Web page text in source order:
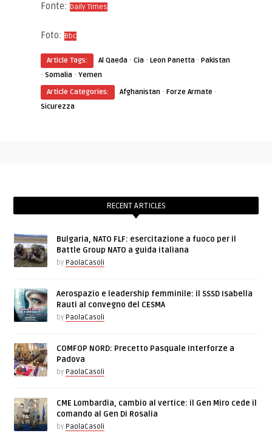
Fonte:Daily Times
Foto:Bbc
Article Tags: Al Qaeda ·Cia ·Leon Panetta ·Pakistan
·Somalia ·Yemen
Article Categories:
Afghanistan ·Forze Armate ·
Sicurezza
RECENT ARTICLES
Bulgaria, NATO FLF: esercitazione a fuoco per il
Battle Group NATO a guida italiana
by PaolaCasoli
Aerospazio e leadership femminile: il SSSD Isabella
Rauti al convegno del CESMA
by PaolaCasoli
COMFOP NORD: Precetto Pasquale Interforze a
Padova
by PaolaCasoli
CME Lombardia, cambio al vertice: il Gen Miro cede il
comando al Gen Di Rosalia
by PaolaCasoli